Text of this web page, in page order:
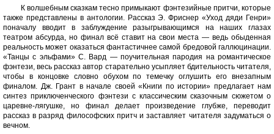
К волшебным сказкам тесно примыкают фэнтезийные притчи, которые
также представлены в антологии. Рассказ Э. Фриснер «Уход дяди Генри»
поначалу вводит в заблуждение разыгрывающимся на наших глазах
театром абсурда, но финал всё ставит на свои места — ведь обыденная
реальность может оказаться фантастичнее самой бредовой галлюцинации.
«Танцы с эльфами» С. Вард — поучительная пародия на романтическое
фэнтези, весь рассказ автор старательно усыпляет бдительность читателя,
чтобы в концовке словно обухом по темечку оглушить его внезапным
финалом. Дж. Грант в начале своей «Книги по истории» предлагает нам
синтез приключенческого фэнтези с классическим сказочным сюжетом о
царевне-лягушке, но финал делает произведение глубже, переводит
рассказ в разряд философских притч и заставляет читателя задуматься о
вечном.